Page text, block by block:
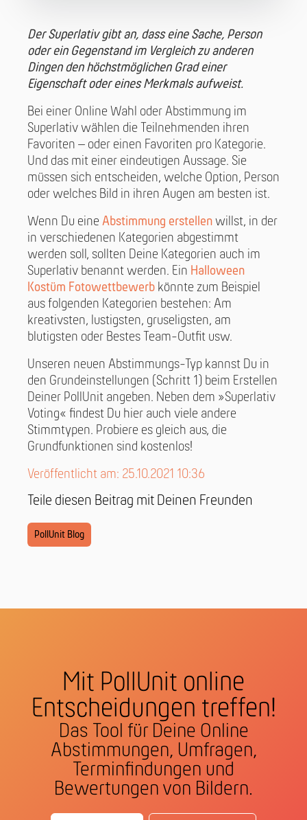
Der Superlativ gibt an, dass eine Sache, Person
oder ein Gegenstand im Vergleich zu anderen
Dingen den höchstmöglichen Grad einer
Eigenschaft oder eines Merkmals aufweist.
Bei einer Online Wahl oder Abstimmung im
Superlativ wählen die Teilnehmenden ihren
Favoriten – oder einen Favoriten pro Kategorie.
Und das mit einer eindeutigen Aussage. Sie
müssen sich entscheiden, welche Option, Person
oder welches Bild in ihren Augen am besten ist.
Wenn Du eine Abstimmung erstellen willst, in der
in verschiedenen Kategorien abgestimmt
werden soll, sollten Deine Kategorien auch im
Superlativ benannt werden. Ein Halloween
Kostüm Fotowettbewerb könnte zum Beispiel
aus folgenden Kategorien bestehen: Am
kreativsten, lustigsten, gruseligsten, am
blutigsten oder Bestes Team-Outfit usw.
Unseren neuen Abstimmungs-Typ kannst Du in
den Grundeinstellungen (Schritt 1) beim Erstellen
Deiner PollUnit angeben. Neben dem »Superlativ
Voting« findest Du hier auch viele andere
Stimmtypen. Probiere es gleich aus, die
Grundfunktionen sind kostenlos!
Veröffentlicht am: 25.10.2021 10:36
Teile diesen Beitrag mit Deinen Freunden
PollUnit Blog
Mit PollUnit online
Entscheidungen treffen!
Das Tool für Deine Online
Abstimmungen, Umfragen,
Terminfindungen und
Bewertungen von Bildern.